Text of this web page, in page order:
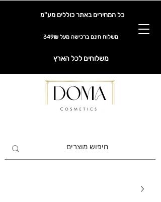
כל המחירים באתר כוללים מע''מ
משלוח חינם ברכישה מעל 349₪
משלוחים לכל הארץ